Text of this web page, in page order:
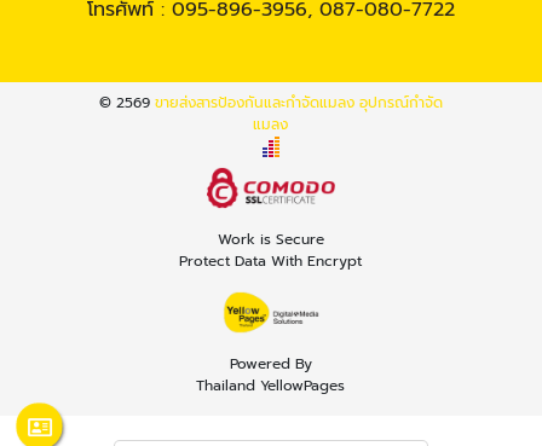
โทรศัพท์ : 095-896-3956, 087-080-7722
© 2569 ขายส่งสารป้องกันและกำจัดแมลง อุปกรณ์กำจัด
แมลง
Work is Secure
Protect Data With Encrypt
Powered By
Thailand YellowPages